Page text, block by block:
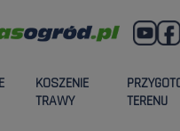
KOSZENIE
TRAWY
TERENU